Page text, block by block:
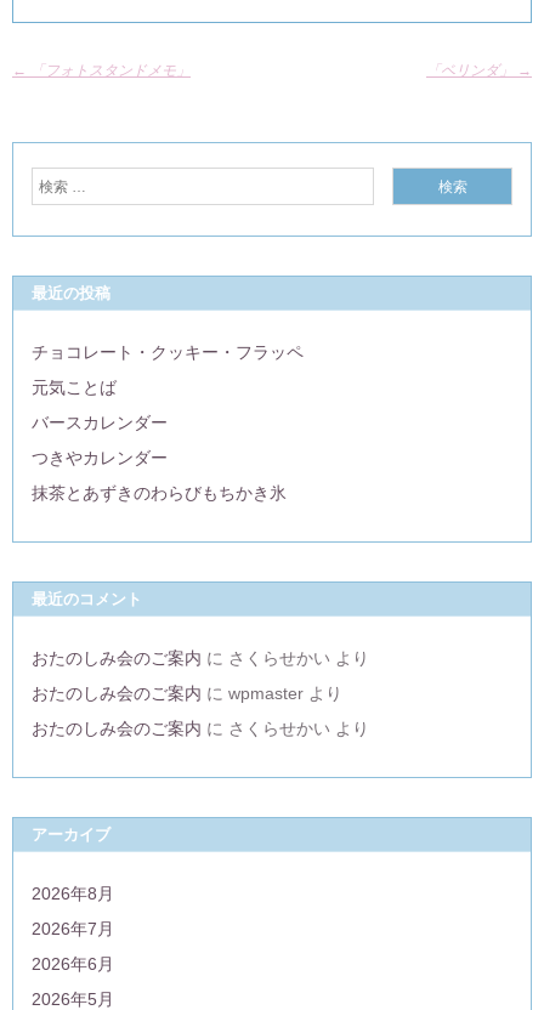
← 「フォトスタンドメモ」 「ベリンダ」 →
最近の投稿
チョコレート・クッキー・フラッペ
元気ことば
バースカレンダー
つきやカレンダー
抹茶とあずきのわらびもちかき氷
最近のコメント
おたのしみ会のご案内 に さくらせかい より
おたのしみ会のご案内 に wpmaster より
おたのしみ会のご案内 に さくらせかい より
アーカイブ
2026年8月
2026年7月
2026年6月
2026年5月